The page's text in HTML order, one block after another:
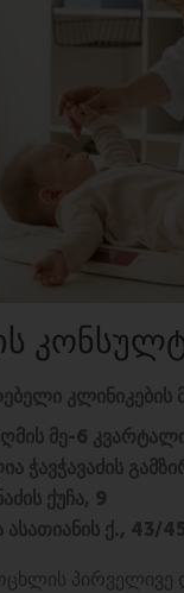
კლინიკების
მე-6
ჭავჭავაძის
ქუჩა, 9
ასათიანის ქ., 43/45
პირველივე